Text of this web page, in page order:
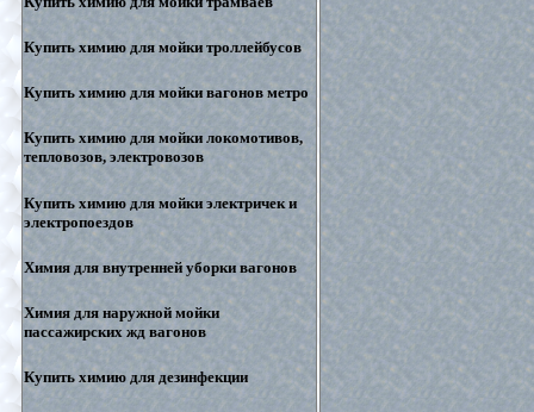
Купить химию для мойки троллейбусов
Купить химию для мойки вагонов метро
Купить химию для мойки локомотивов,
тепловозов, электровозов
Купить химию для мойки электричек и
электропоездов
Химия для внутренней уборки вагонов
Химия для наружной мойки
пассажирских жд вагонов
Купить химию для дезинфекции